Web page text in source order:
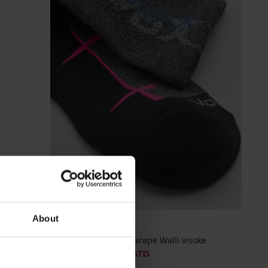
About
2+1 GRATIS
Sportske pamučne čarape Walli visoke
2+1 GRATIS